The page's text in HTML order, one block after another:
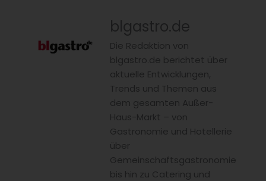
blgastro.de
Die Redaktion von
blgastro.de berichtet über
aktuelle Entwicklungen,
Trends und Themen aus
dem gesamten Außer-
Haus-Markt – von
Gastronomie und Hotellerie
über
Gemeinschaftsgastronomie
bis hin zu Catering und